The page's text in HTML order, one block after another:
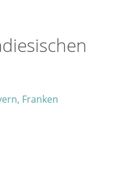
Franken